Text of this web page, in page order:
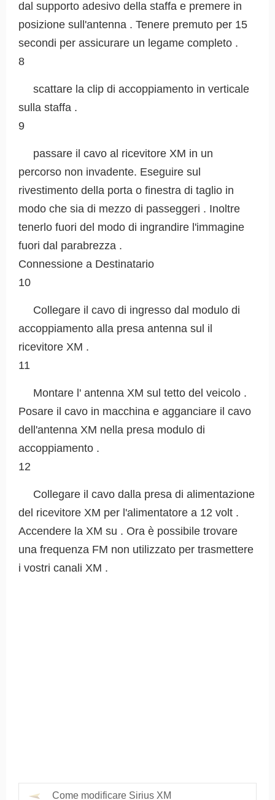
dal supporto adesivo della staffa e premere in
posizione sull'antenna . Tenere premuto per 15
secondi per assicurare un legame completo .
8
scattare la clip di accoppiamento in verticale
sulla staffa .
9
passare il cavo al ricevitore XM in un
percorso non invadente. Eseguire sul
rivestimento della porta o finestra di taglio in
modo che sia di mezzo di passeggeri . Inoltre
tenerlo fuori del modo di ingrandire l'immagine
fuori dal parabrezza .
Connessione a Destinatario
10
Collegare il cavo di ingresso dal modulo di
accoppiamento alla presa antenna sul il
ricevitore XM .
11
Montare l' antenna XM sul tetto del veicolo .
Posare il cavo in macchina e agganciare il cavo
dell'antenna XM nella presa modulo di
accoppiamento .
12
Collegare il cavo dalla presa di alimentazione
del ricevitore XM per l'alimentatore a 12 volt .
Accendere la XM su . Ora è possibile trovare
una frequenza FM non utilizzato per trasmettere
i vostri canali XM .
Come modificare Sirius XM